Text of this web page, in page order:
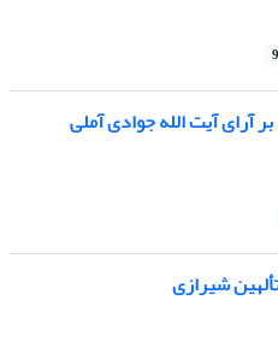
آرای آیت الله جوادی آملی
شیرازی